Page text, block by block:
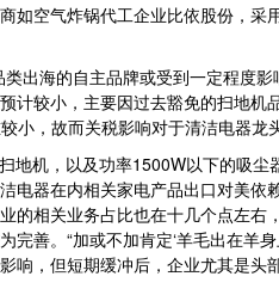
空气炸锅代工企业比依股份，
海的自主品牌或受到一定程度
较小，主要因过去豁免的扫地
，故而关税影响对于清洁电器龙
机，以及功率1500W以下的吸尘
器在内相关家电产品出口对美
相关业务占比也在十几个点左右
善。“加或不加肯定‘羊毛出在羊
，但短期缓冲后，企业尤其是头